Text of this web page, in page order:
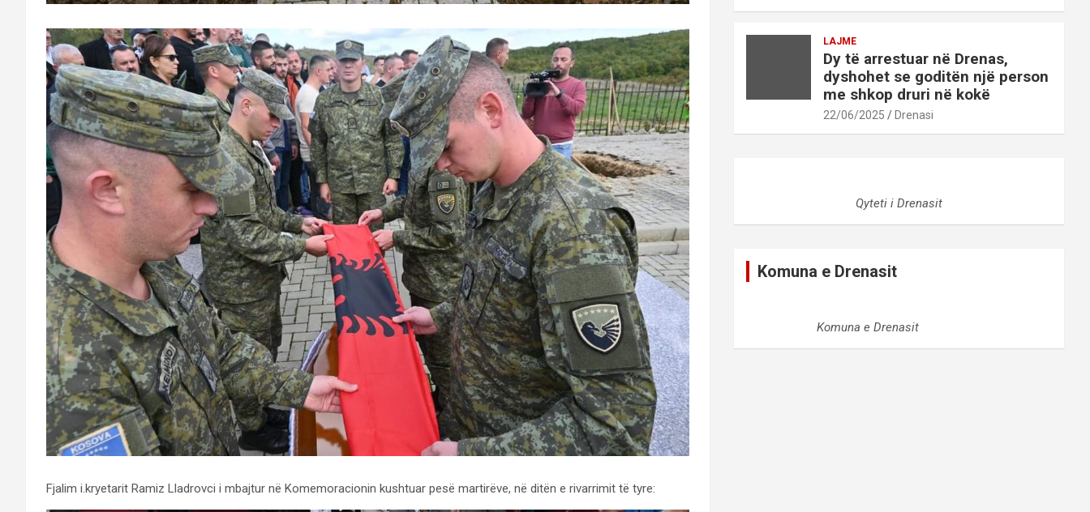
Fjalim i.kryetarit Ramiz Lladrovci i mbajtur në Komemoracionin kushtuar pesë martirëve, në ditën e rivarrimit të tyre:
LAJME
Dy të arrestuar në Drenas,
dyshohet se goditën një person
me shkop druri në kokë
22/06/2025 Drenasi
Qyteti i Drenasit
Komuna e Drenasit
Komuna e Drenasit